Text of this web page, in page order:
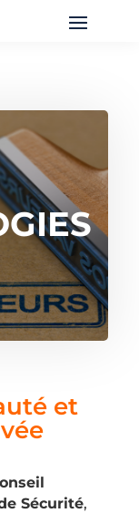
et
Sécurité,